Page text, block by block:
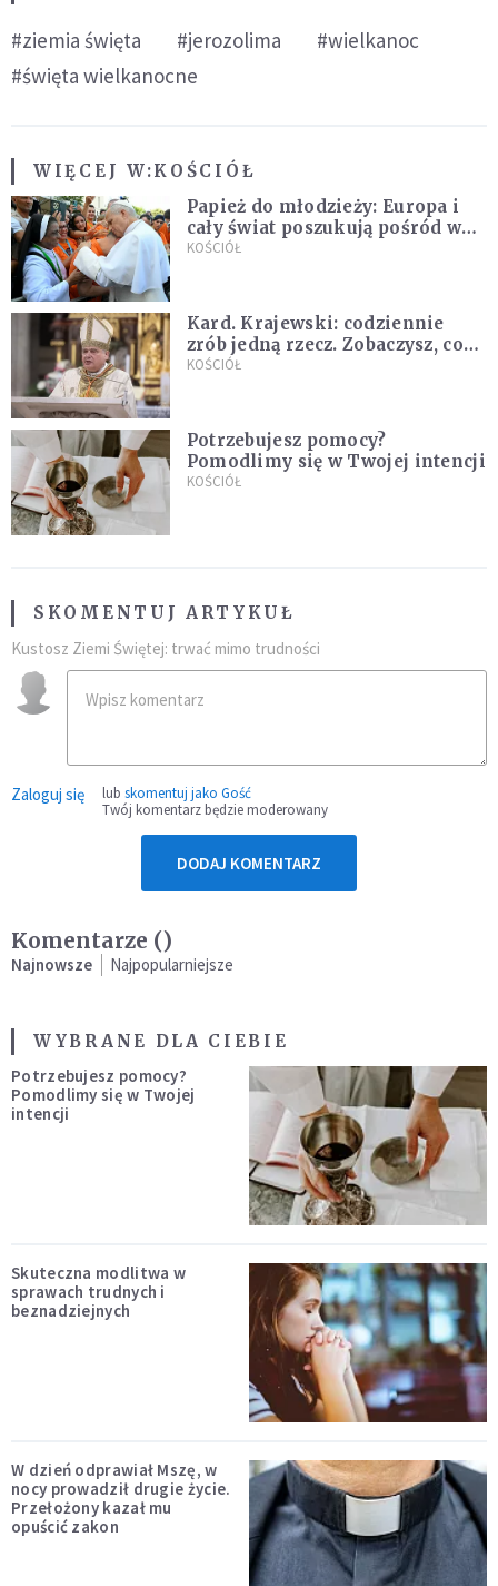
#ziemia święta #jerozolima
#wielkanoc
#święta wielkanocne
WIĘCEJ W:KOŚCIÓŁ
Papież do młodzieży: Europa i
cały świat poszukują pośród was
nowych świętych
KOŚCIÓŁ
Kard. Krajewski: codziennie
zrób jedną rzecz. Zobaczysz, co
stanie się z twoim życiem
KOŚCIÓŁ
Potrzebujesz pomocy?
Pomodlimy się w Twojej intencji
KOŚCIÓŁ
SKOMENTUJ ARTYKUŁ
Kustosz Ziemi Świętej: trwać mimo trudności
Zaloguj się lub skomentuj jako Gość
Twój komentarz będzie moderowany
DODAJ KOMENTARZ
Komentarze ()
Najnowsze Najpopularniejsze
WYBRANE DLA CIEBIE
Potrzebujesz pomocy?
Pomodlimy się w Twojej
intencji
Skuteczna modlitwa w
sprawach trudnych i
beznadziejnych
W dzień odprawiał Mszę, w
nocy prowadził drugie życie.
Przełożony kazał mu
opuścić zakon